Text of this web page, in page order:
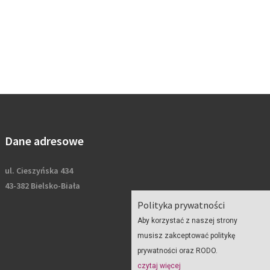
Polityka prywatności
Aby korzystać z naszej strony
musisz zakceptować politykę
prywatności oraz RODO.
czytaj więcej
Dane adresowe
ul. Cieszyńska 434
43-382 Bielsko-Biała